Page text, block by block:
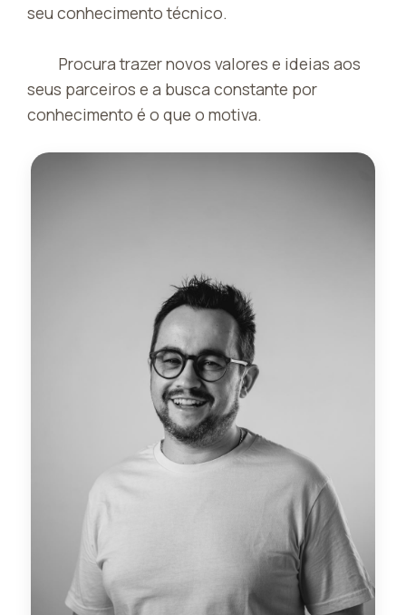
seu conhecimento técnico.
Procura trazer novos valores e ideias aos
seus parceiros e a busca constante por
conhecimento é o que o motiva.